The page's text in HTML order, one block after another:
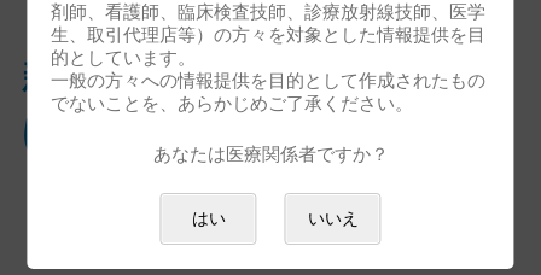
新製品リリース：耳鼻咽喉科向
け画像ファイリングシステム
「EZCap 4」の販売を開始しま
剤師、看護師、臨床検査技師、診療放射線技師、医学
生、取引代理店等）の方々を対象とした情報提供を目
的としています。
一般の方々への情報提供を目的として作成されたもの
でないことを、あらかじめご了承ください。
あなたは医療関係者ですか？
はい いいえ